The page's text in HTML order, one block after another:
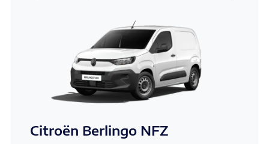
Citroën Berlingo NFZ